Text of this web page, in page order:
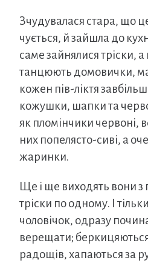
Зчудувалася стара, що
чується, й зайшла до
саме зайнялися тріски, а
танцюють домовички,
кожен пів-ліктя
кожушки, шапки та
як пломінчики червоні,
них попелясто-сиві, а
жаринки.
Ще і ще виходять вони з
тріски по одному. І
чоловічок, одразу
верещати;
радощів, хапаються за